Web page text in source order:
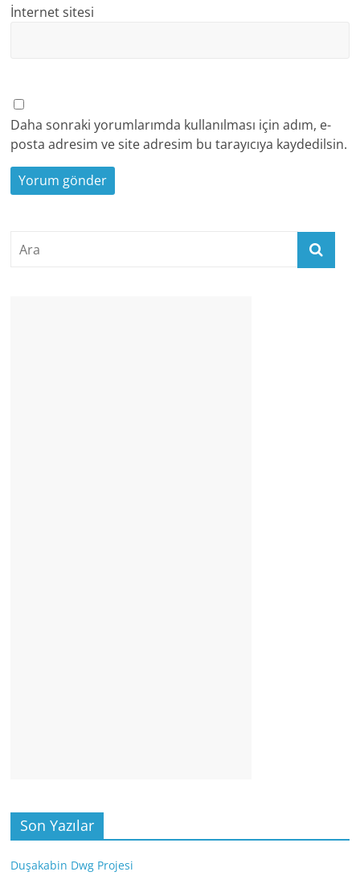
İnternet sitesi
Daha sonraki yorumlarımda kullanılması için adım, e-
posta adresim ve site adresim bu tarayıcıya kaydedilsin.
Son Yazılar
Duşakabin Dwg Projesi